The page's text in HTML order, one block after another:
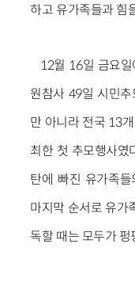
하고 유가족들과 힘
12월 16일 금요
원참사 49일 시민추
만 아니라 전국 13
최한 첫 추모행사였
탄에 빠진 유가족
마지막 순서로 유가
독할 때는 모두가 펑